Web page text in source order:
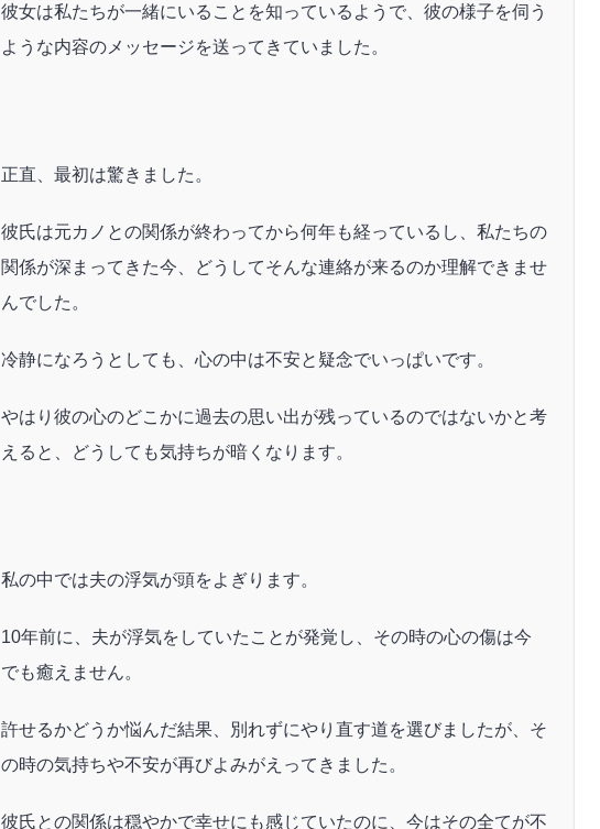
彼女は私たちが一緒にいることを知っているようで、彼の様子を伺う
ような内容のメッセージを送ってきていました。
正直、最初は驚きました。
彼氏は元カノとの関係が終わってから何年も経っているし、私たちの
関係が深まってきた今、どうしてそんな連絡が来るのか理解できませ
んでした。
冷静になろうとしても、心の中は不安と疑念でいっぱいです。
やはり彼の心のどこかに過去の思い出が残っているのではないかと考
えると、どうしても気持ちが暗くなります。
私の中では夫の浮気が頭をよぎります。
10年前に、夫が浮気をしていたことが発覚し、その時の心の傷は今
でも癒えません。
許せるかどうか悩んだ結果、別れずにやり直す道を選びましたが、そ
の時の気持ちや不安が再びよみがえってきました。
彼氏との関係は穏やかで幸せにも感じていたのに、今はその全てが不